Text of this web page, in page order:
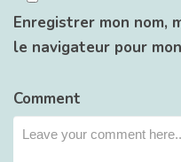
Enregistrer mon nom,
le navigateur pour
Comment